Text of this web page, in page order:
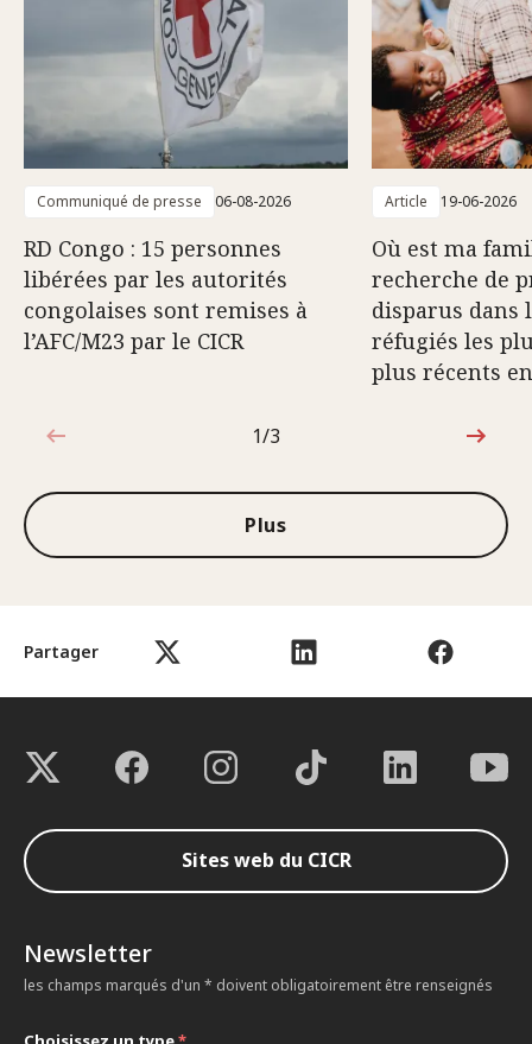
Partager
Communiqué de presse 06-08-2026
RD Congo : 15 personnes
libérées par les autorités
congolaises sont remises à
l’AFC/M23 par le CICR
Article 19-06-2026
Où est ma
recherche de
disparus dans
réfugiés les
plus récents
1sur3
1/3
Plus
Sites web du CICR
Newsletter
les champs marqués d'un * doivent obligatoirement être renseignés